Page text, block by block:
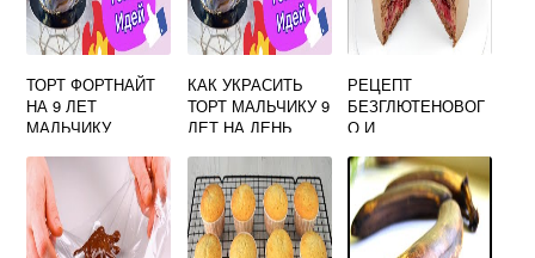
ТОРТ ФОРТНАЙТ
НА 9 ЛЕТ
МАЛЬЧИКУ
КАК УКРАСИТЬ
ТОРТ МАЛЬЧИКУ 9
ЛЕТ НА ДЕНЬ
ДОМАШНИХ
УСЛОВИЯХ
РЕЦЕПТ
БЕЗГЛЮТЕНОВОГ
О И
ТОРТА